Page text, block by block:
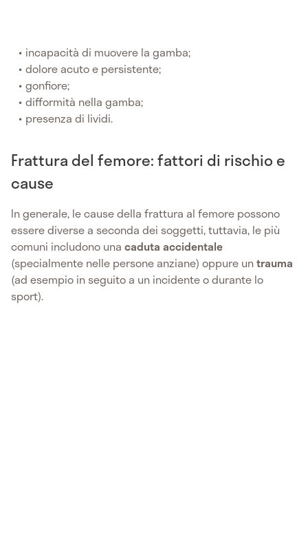
incapacità di muovere la gamba;
dolore acuto e persistente;
gonfiore;
difformità nella gamba;
presenza di lividi.
Frattura del femore: fattori di rischio e
cause
In generale, le cause della frattura al femore possono
essere diverse a seconda dei soggetti, tuttavia, le più
comuni includono una caduta accidentale
(specialmente nelle persone anziane) oppure untrauma
(ad esempio in seguito a un incidente o durante lo
sport).